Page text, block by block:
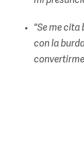
"Se me cita
con la